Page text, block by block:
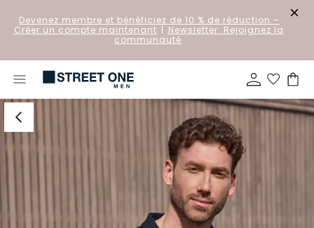
Devenez membre et bénéficiez de 10 % de réduction –
Créer un compte maintenant | Newsletter: Rejoignez la
communauté